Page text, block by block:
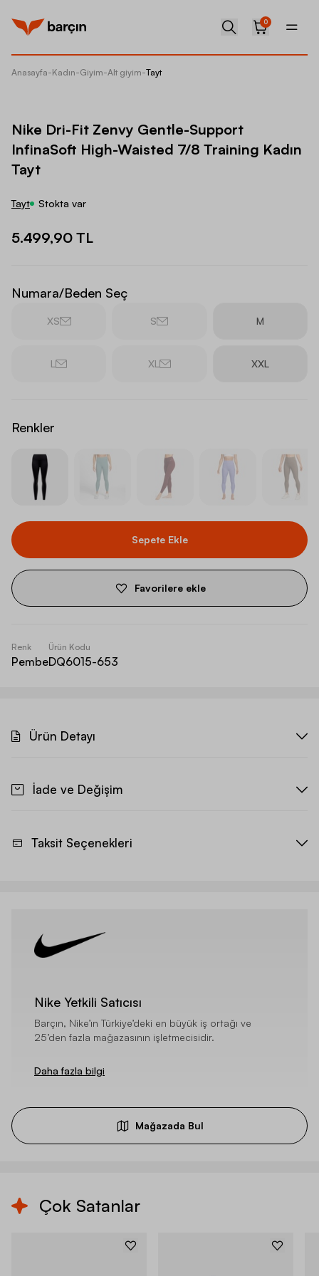
0
Anasayfa-Kadın-Giyim-Alt giyim-Tayt
Nike Dri-Fit Zenvy Gentle-Support
InfinaSoft High-Waisted 7/8 Training Kadın
Tayt
Tayt Stokta var
5.499,90 TL
Numara/Beden Seç
XS S M
L XL XXL
Renkler
Sepete Ekle
Favorilere ekle
Renk
Pembe
Ürün Kodu
DQ6015-653
Ürün Detayı
İade ve Değişim
Taksit Seçenekleri
Nike Yetkili Satıcısı
Barçın, Nike’ın Türkiye’deki en büyük iş ortağı ve
25’den fazla mağazasının işletmecisidir.
Daha fazla bilgi
Mağazada Bul
Çok Satanlar